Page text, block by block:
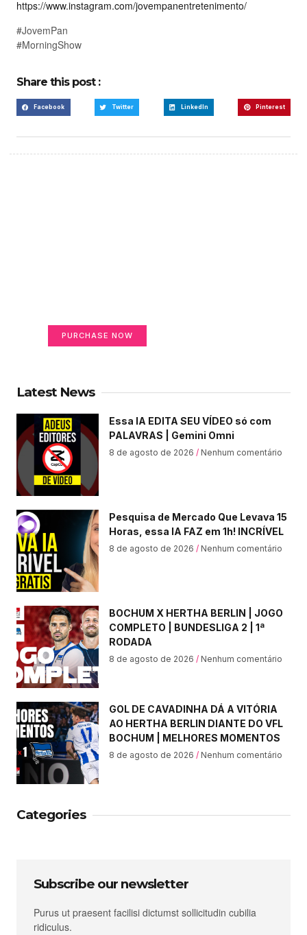
https://www.instagram.com/jovempanentretenimento/
#JovemPan
#MorningShow
Share this post :
Facebook Twitter LinkedIn Pinterest
PURCHASE NOW
Latest News
Essa IA EDITA SEU VÍDEO só com
PALAVRAS | Gemini Omni
8 de agosto de 2026 Nenhum comentário
Pesquisa de Mercado Que Levava 15
Horas, essa IA FAZ em 1h! INCRÍVEL
8 de agosto de 2026 Nenhum comentário
BOCHUM X HERTHA BERLIN | JOGO
COMPLETO | BUNDESLIGA 2 | 1ª
RODADA
8 de agosto de 2026 Nenhum comentário
GOL DE CAVADINHA DÁ A VITÓRIA
AO HERTHA BERLIN DIANTE DO VFL
BOCHUM | MELHORES MOMENTOS
8 de agosto de 2026 Nenhum comentário
Categories
Subscribe our newsletter
Purus ut praesent facilisi dictumst sollicitudin cubilia
ridiculus.